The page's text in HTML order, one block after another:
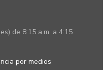
de 8:15 a.m. a 4:15
por medios